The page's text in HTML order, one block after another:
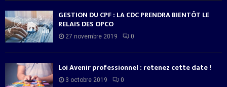
GESTION DU CPF : LA CDC PRENDRA BIENTÔT LE
RELAIS DES OPCO
27 novembre 2019 0
Loi Avenir professionnel : retenez cette date !
3 octobre 2019 0